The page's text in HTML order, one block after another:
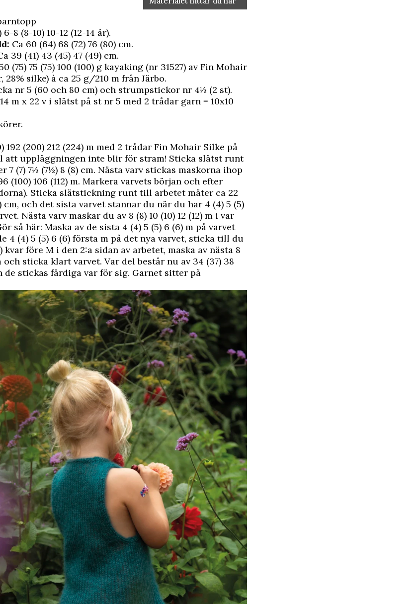
8 (8-10) 10-12 (12-14 år).
Ca 60 (64) 68 (72) 76 (80) cm.
39 (41) 43 (45) 47 (49) cm.
(75) 75 (75) 100 (100) g kayaking (nr 31527) av Fin Mohair
28% silke) à ca 25 g/210 m från Järbo.
nr 5 (60 och 80 cm) och strumpstickor nr 4½ (2 st).
m x 22 v i slätst på st nr 5 med 2 trådar garn = 10x10
192 (200) 212 (224) m med 2 trådar Fin Mohair Silke på
att uppläggningen inte blir för stram! Sticka slätst runt
7 (7) 7½ (7½) 8 (8) cm. Nästa varv stickas maskorna ihop
(100) 106 (112) m. Markera varvets början och efter
Sticka slätstickning runt till arbetet mäter ca 22
cm, och det sista varvet stannar du när du har 4 (4) 5 (5)
Nästa varv maskar du av 8 (8) 10 (10) 12 (12) m i var
så här: Maska av de sista 4 (4) 5 (5) 6 (6) m på varvet
4 (4) 5 (5) 6 (6) första m på det nya varvet, sticka till du
kvar före M i den 2:a sidan av arbetet, maska av nästa 8
och sticka klart varvet. Var del består nu av 34 (37) 38
de stickas färdiga var för sig. Garnet sitter på